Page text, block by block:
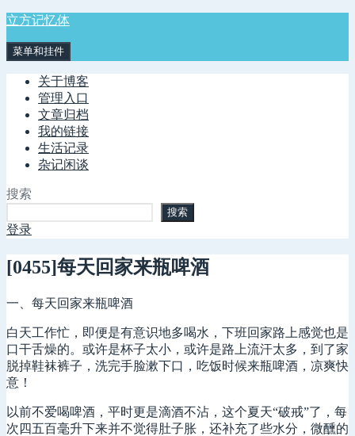
跳
内
立方记忆体
菜单和挂件
关于博客
管理入口
文章归档
我的链接
生活记录
杂记闲谈
搜索
搜索
登录
[0455]每天回家来瓶啤酒
一、每天回家来瓶啤酒
白天工作忙，即便是有意识地多喝水，下班回家路上感觉也是
口干舌燥的。或许是杯子太小，或许是路上流汗太多，到了家
脱掉鞋袜裤子，洗完手脸漱下口，吃饭时候来瓶啤酒，凉爽快
意！
以前不爱喝啤酒，平时更是滴酒不沾，这个夏天“破戒”了，每
次四五百毫升下来并不觉得肚子胀，还补充了些水分，微醺的